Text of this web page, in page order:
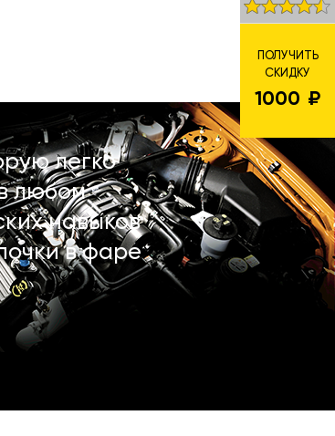
легко
любом
навыков
в фаре
ПОЛУЧИТЬ
СКИДКУ
1000